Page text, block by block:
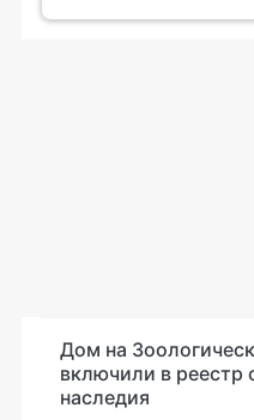
Дом на
включили в реестр
наследия